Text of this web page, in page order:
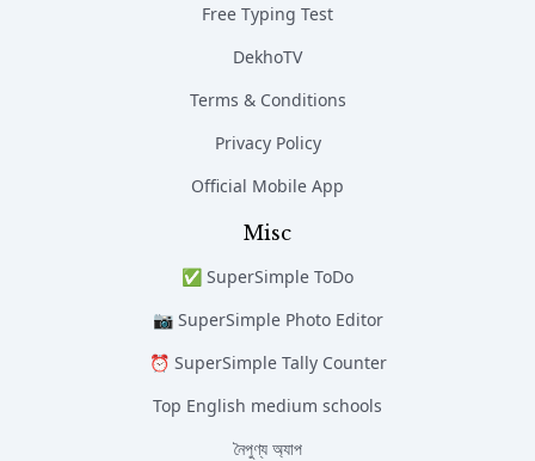
Free Typing Test
DekhoTV
Terms & Conditions
Privacy Policy
Official Mobile App
Misc
✅ SuperSimple ToDo
📷 SuperSimple Photo Editor
⏰ SuperSimple Tally Counter
Top English medium schools
নৈপুণ্য অ্যাপ